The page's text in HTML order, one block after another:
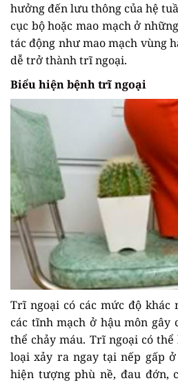
hưởng đến lưu thông của hệ
cục bộ hoặc mao mạch ở
tác động như mao mạch vùng
dễ trở thành trĩ ngoại.
Biểu hiện bệnh trĩ ngoại
Trĩ ngoại có các mức độ khác
các tĩnh mạch ở hậu môn gây
thể chảy máu. Trĩ ngoại có
loại xảy ra ngay tại nếp gấp
hiện tượng phù nề, đau đớn,